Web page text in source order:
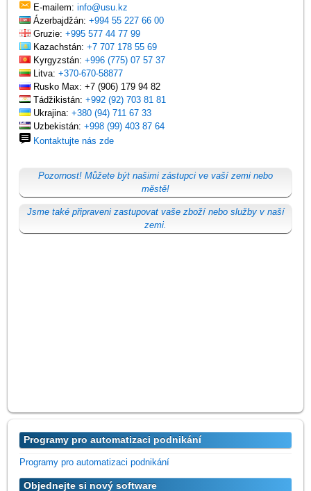
E-mailem:info@usu.kz
Ázerbajdžán:+994 55 227 66 00
Gruzie:+995 577 44 77 99
Kazachstán:+7 707 178 55 69
Kyrgyzstán:+996 (775) 07 57 37
Litva:+370-670-58877
Rusko Max: +7 (906) 179 94 82
Tádžikistán:+992 (92) 703 81 81
Ukrajina:+380 (94) 711 67 33
Uzbekistán:+998 (99) 403 87 64
Kontaktujte nás zde
Pozornost! Můžete být našimi zástupci ve vaší zemi nebo
městě!
Jsme také připraveni zastupovat vaše zboží nebo služby v naší
zemi.
Programy pro automatizaci podnikání
Programy pro automatizaci podnikání
Objednejte si nový software